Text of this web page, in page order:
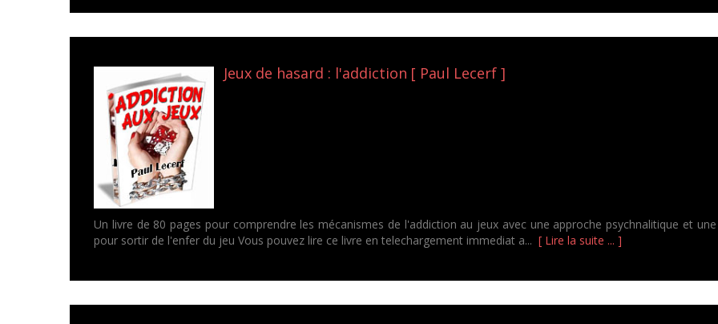
Jeux de hasard : l'addiction [ Paul Lecerf ]
Un livre de 80 pages pour comprendre les mécanismes de l'addiction au jeux avec une approche psychnalitique et
pour sortir de l'enfer du jeu Vous pouvez lire ce livre en telechargement immediat a... [ Lire la suite ... ]